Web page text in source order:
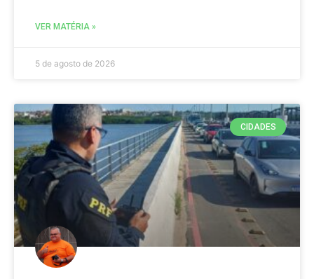
VER MATÉRIA »
5 de agosto de 2026
CIDADES